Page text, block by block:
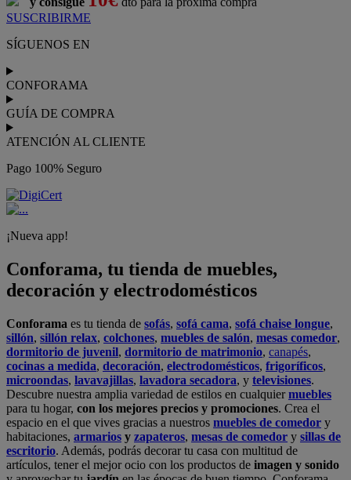
SUSCRIBIRME
SÍGUENOS EN
CONFORAMA
GUÍA DE COMPRA
ATENCIÓN AL CLIENTE
Pago 100% Seguro
¡Nueva app!
Conforama, tu tienda de muebles,
decoración y electrodomésticos
Conforama es tu tienda de sofás, sofá cama, sofá chaise longue,
sillón, sillón relax, colchones, muebles de salón, mesas comedor,
dormitorio de juvenil, dormitorio de matrimonio, canapés,
cocinas a medida, decoración, electrodomésticos, frigoríficos,
microondas, lavavajillas, lavadora secadora, y televisiones.
Descubre nuestra amplia variedad de estilos en cualquiermuebles
para tu hogar, con los mejores precios y promociones. Crea el
espacio en el que vives gracias a nuestros muebles de comedor y
habitaciones, armarios y zapateros, mesas de comedor y sillas de
escritorio. Además, podrás decorar tu casa con multitud de
artículos, tener el mejor ocio con los productos de imagen y sonido